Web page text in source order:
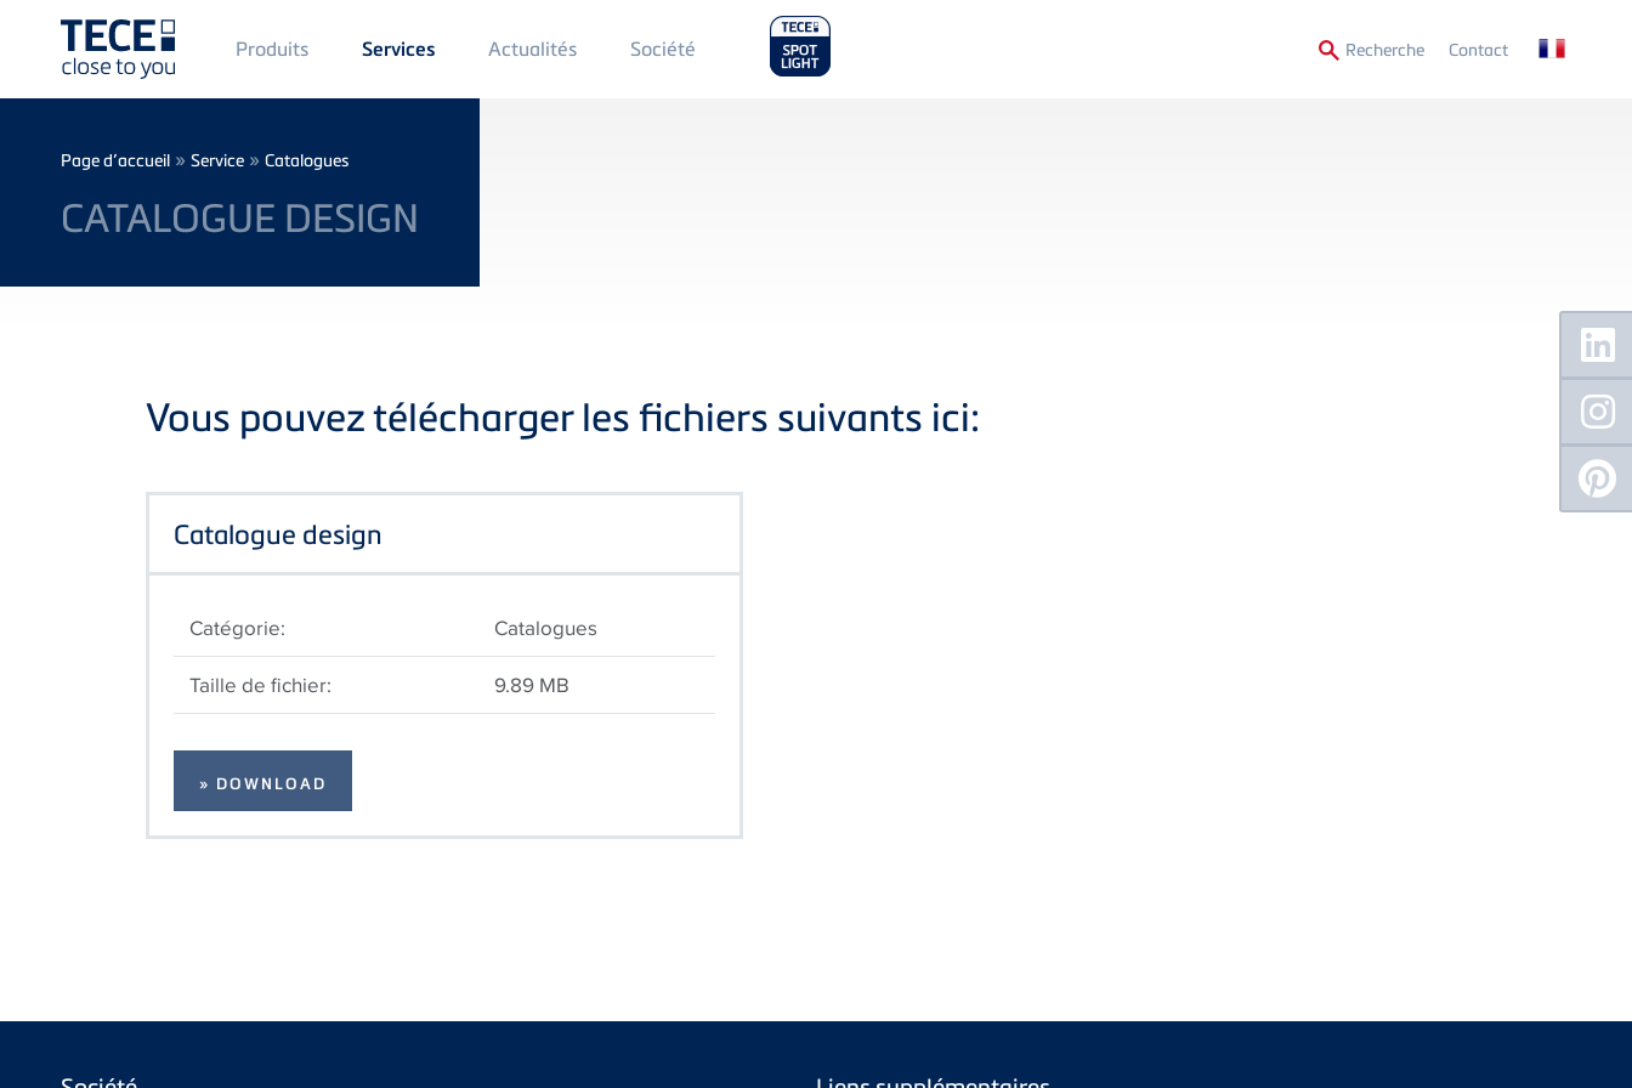
Main
Menü
1
Produits Services Actualités Main
Menu
Société RechercheSecondary
Contact
Breadcrumb
Page d’accueil » Service » Catalogues
CATALOGUE DESIGN
Vous pouvez télécharger les fichiers suivants ici:
Catalogue design
Catégorie:
Catalogues
Taille de fichier:
9.89 MB
» DOWNLOAD
Floating